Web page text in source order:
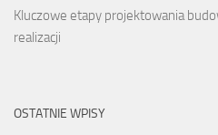
Kluczowe etapy projektowania
realizacji
OSTATNIE WPISY